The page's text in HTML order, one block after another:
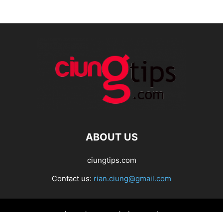
ABOUT US
ciungtips.com
Contact us: rian.ciung@gmail.com